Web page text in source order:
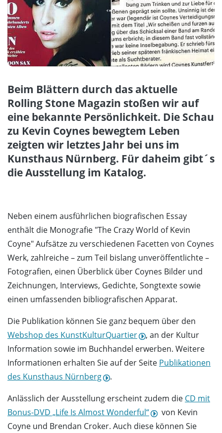
Beim Blättern durch das aktuelle
Rolling Stone Magazin stoßen wir auf
eine bekannte Persönlichkeit. Die Schau
zu Kevin Coynes bewegtem Leben
zeigten wir letztes Jahr bei uns im
Kunsthaus Nürnberg. Für daheim gibt´s
die Ausstellung im Katalog.
Neben einem ausführlichen biografischen Essay
enthält die Monografie "The Crazy World of Kevin
Coyne" Aufsätze zu verschiedenen Facetten von Coynes
Werk, zahlreiche – zum Teil bislang unveröffentlichte –
Fotografien, einen Überblick über Coynes Bilder und
Zeichnungen, Interviews, Gedichte, Songtexte sowie
einen umfassenden bibliografischen Apparat.
Die Publikation können Sie ganz bequem über den
Webshop des KunstKulturQuartier
, an der Kultur
Information sowie im Buchhandel erwerben. Weitere
Informationen erhalten Sie auf der Seite Publikationen
des Kunsthaus Nürnberg
.
Anlässlich der Ausstellung erscheint zudem die CD mit
Bonus-DVD „Life Is Almost Wonderful“
von Kevin
Coyne und Brendan Croker. Auch diese können Sie